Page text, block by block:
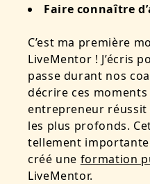
Faire connaître
C’est ma première
LiveMentor ! J’écris
passe durant nos
décrire ces
entrepreneur réussit
les plus profonds.
tellement
créé une formation
LiveMentor.